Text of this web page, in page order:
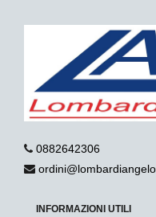
0882642306
INFORMAZIONI UTILI